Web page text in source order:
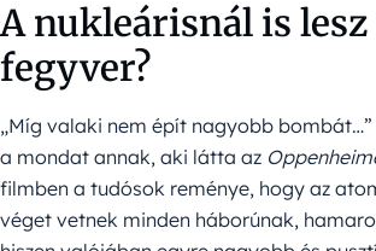
A nukleárisnál is lesz
fegyver?
„Míg valaki nem épít nagyobb bombát…”
a mondat annak, aki látta az
filmben a tudósok reménye, hogy az
véget vetnek minden háborúnak,